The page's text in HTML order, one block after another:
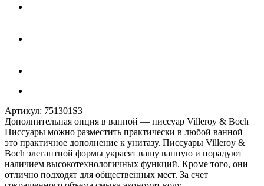
Артикул: 751301S3
Дополнительная опция в ванной — писсуар Villeroy & Boch
Писсуары можно разместить практически в любой ванной —
это практичное дополнение к унитазу. Писсуары Villeroy &
Boch элегантной формы украсят вашу ванную и порадуют
наличием высокотехнологичных функций. Кроме того, они
отлично подходят для общественных мест. За счет